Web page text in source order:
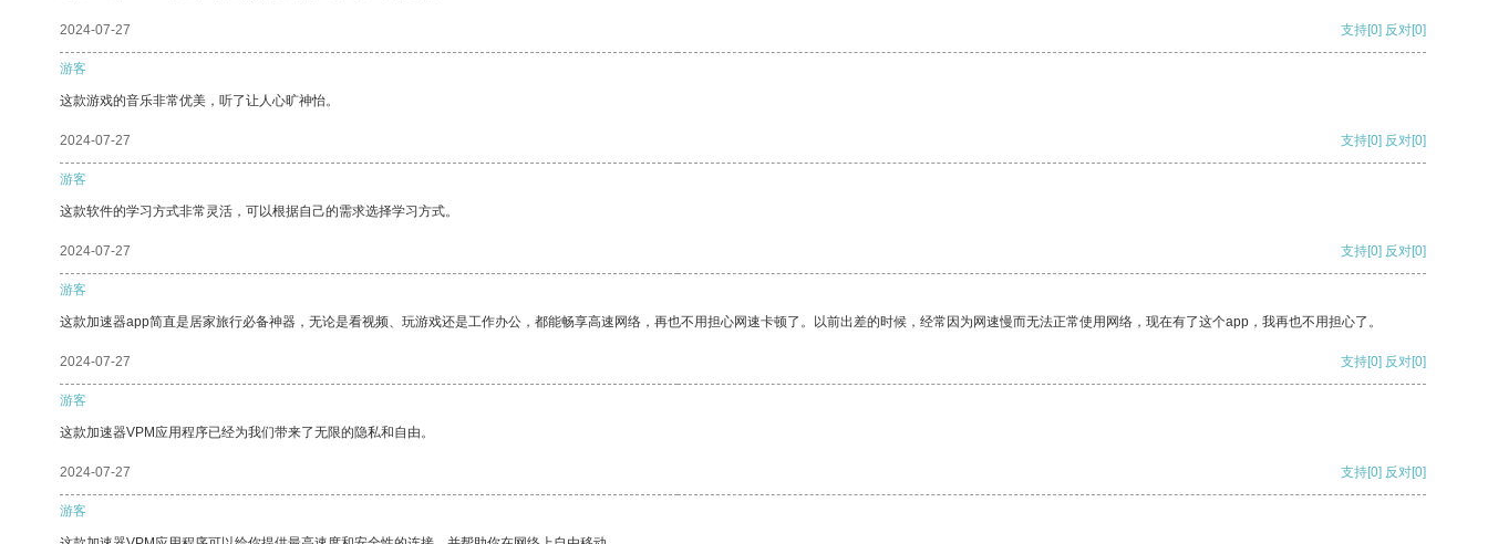
2024-07-27 支持[0] 反对[0]
游客
这款游戏的音乐非常优美，听了让人心旷神怡。
2024-07-27 支持[0] 反对[0]
游客
这款软件的学习方式非常灵活，可以根据自己的需求选择学习方式。
2024-07-27 支持[0] 反对[0]
游客
这款加速器app简直是居家旅行必备神器，无论是看视频、玩游戏还是工作办公，都能畅享高速网络，再也不用担心网速卡顿了。以前出差的时候，经常因为网速慢而无法正常使用网络，现在有了这个app，我再也不用担心了。
2024-07-27 支持[0] 反对[0]
游客
这款加速器VPM应用程序已经为我们带来了无限的隐私和自由。
2024-07-27 支持[0] 反对[0]
游客